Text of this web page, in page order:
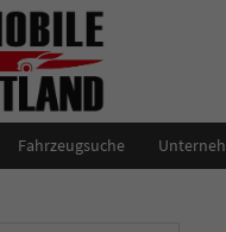
Fahrzeugsuche